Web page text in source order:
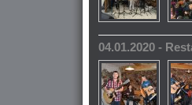
04.01.2020 -